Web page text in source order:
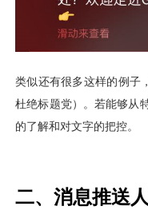
消息中心